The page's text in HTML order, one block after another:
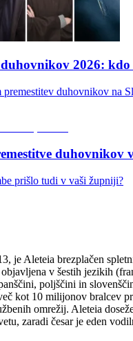
duhovnikov 2026:
premestitev duhovnikov na
duhovnikov
prišlo tudi v vaši župniji?
je Aleteia brezplačen
objavljena v šestih jezikih
poljščini in
kot 10 milijonov bralcev
omrežij. Aleteia
zaradi česar je eden